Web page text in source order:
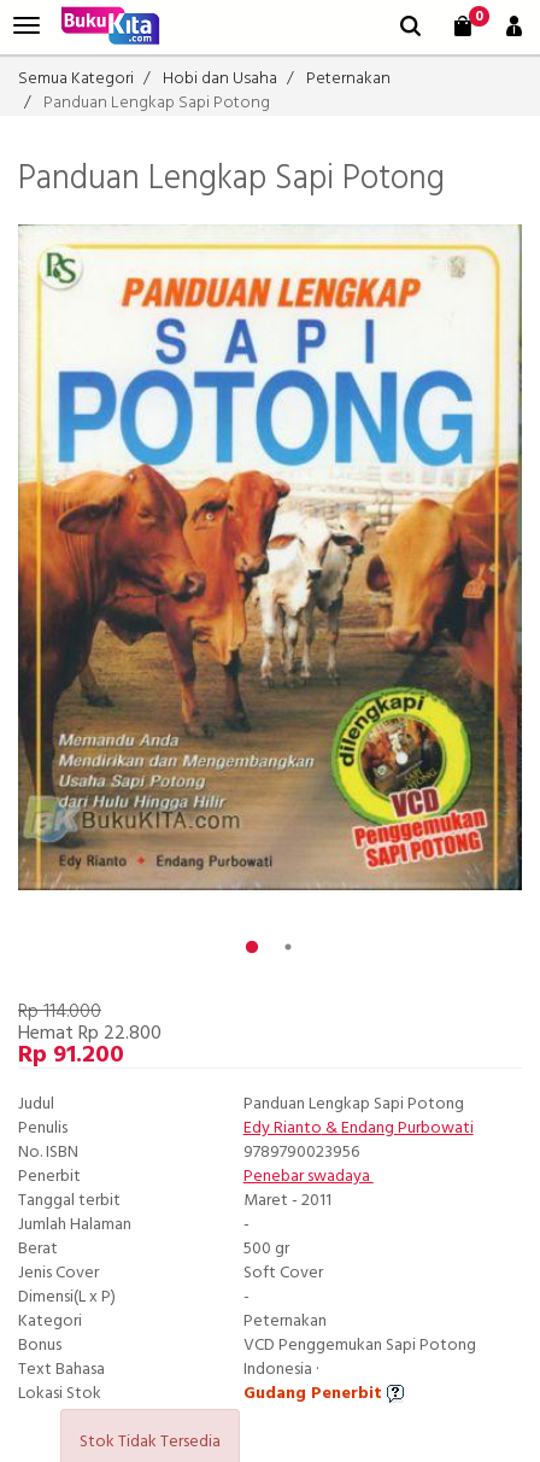
0
Semua Kategori Hobi dan Usaha
Peternakan
Panduan Lengkap Sapi Potong
Panduan Lengkap Sapi Potong
Rp 114.000
Hemat Rp 22.800
Rp 91.200
Judul
Panduan Lengkap Sapi Potong
Penulis
Edy Rianto&Endang Purbowati
No. ISBN
9789790023956
Penerbit
Penebar swadaya
Tanggal terbit
Maret - 2011
Jumlah Halaman
-
Berat
500 gr
Jenis Cover
Soft Cover
Dimensi(L x P)
-
Kategori
Peternakan
Bonus
VCD Penggemukan Sapi Potong
Text Bahasa
Indonesia ·
Lokasi Stok
Gudang Penerbit
Stok Tidak Tersedia